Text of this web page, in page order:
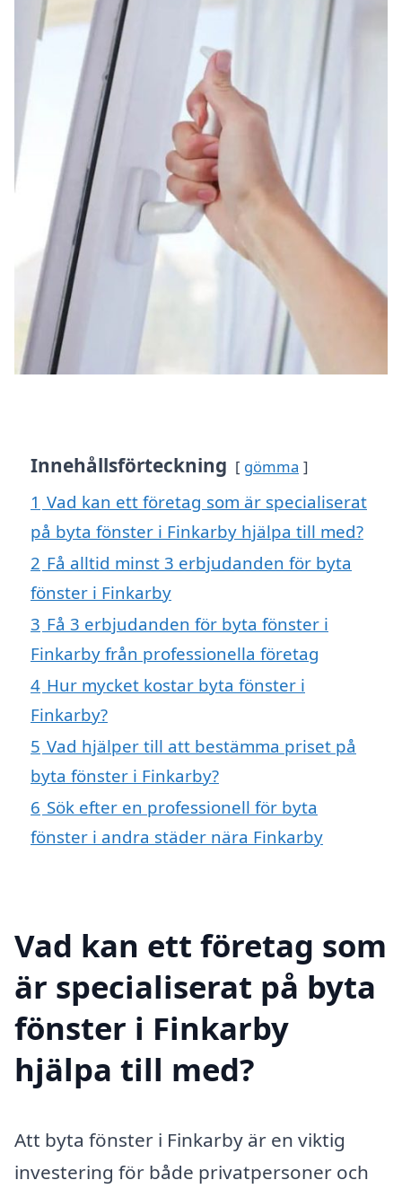
Innehållsförteckning gömma
1 Vad kan ett företag som är specialiserat
på byta fönster i Finkarby hjälpa till med?
2 Få alltid minst 3 erbjudanden för byta
fönster i Finkarby
3 Få 3 erbjudanden för byta fönster i
Finkarby från professionella företag
4 Hur mycket kostar byta fönster i
Finkarby?
5 Vad hjälper till att bestämma priset på
byta fönster i Finkarby?
6 Sök efter en professionell för byta
fönster i andra städer nära Finkarby
Vad kan ett företag som
är specialiserat på byta
fönster i Finkarby
hjälpa till med?
Att byta fönster i Finkarby är en viktig
investering för både privatpersoner och